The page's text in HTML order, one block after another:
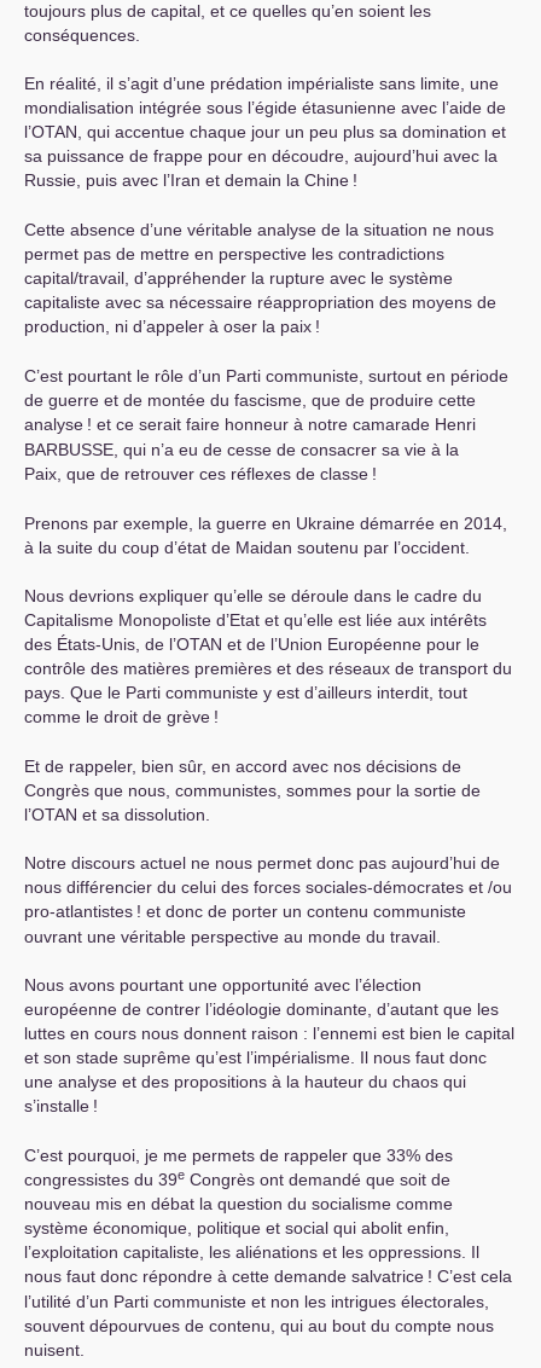
toujours plus de capital, et ce quelles qu’en soient les
conséquences.
En réalité, il s’agit d’une prédation impérialiste sans limite, une
mondialisation intégrée sous l’égide étasunienne avec l’aide de
l’OTAN , qui accentue chaque jour un peu plus sa domination et
sa puissance de frappe pour en découdre, aujourd’hui avec la
Russie, puis avec l’Iran et demain la Chine !
Cette absence d’une véritable analyse de la situation ne nous
permet pas de mettre en perspective les contradictions
capital/travail, d’appréhender la rupture avec le système
capitaliste avec sa nécessaire réappropriation des moyens de
production, ni d’appeler à oser la paix !
C’est pourtant le rôle d’un Parti communiste, surtout en période
de guerre et de montée du fascisme, que de produire cette
analyse ! et ce serait faire honneur à notre camarade Henri
BARBUSSE , qui n’a eu de cesse de consacrer sa vie à la
Paix, que de retrouver ces réflexes de classe !
Prenons par exemple, la guerre en Ukraine démarrée en 2014,
à la suite du coup d’état de Maidan soutenu par l’occident.
Nous devrions expliquer qu’elle se déroule dans le cadre du
Capitalisme Monopoliste d’Etat et qu’elle est liée aux intérêts
des États-Unis, de l’OTAN et de l’Union Européenne pour le
contrôle des matières premières et des réseaux de transport du
pays. Que le Parti communiste y est d’ailleurs interdit, tout
comme le droit de grève !
Et de rappeler, bien sûr, en accord avec nos décisions de
Congrès que nous, communistes, sommes pour la sortie de
l’OTAN et sa dissolution.
Notre discours actuel ne nous permet donc pas aujourd’hui de
nous différencier du celui des forces sociales-démocrates et /ou
pro-atlantistes ! et donc de porter un contenu communiste
ouvrant une véritable perspective au monde du travail.
Nous avons pourtant une opportunité avec l’élection
européenne de contrer l’idéologie dominante, d’autant que les
luttes en cours nous donnent raison : l’ennemi est bien le capital
et son stade suprême qu’est l’impérialisme. Il nous faut donc
une analyse et des propositions à la hauteur du chaos qui
s’installe !
C’est pourquoi, je me permets de rappeler que 33% des
congressistes du 39e Congrès ont demandé que soit de
nouveau mis en débat la question du socialisme comme
système économique, politique et social qui abolit enfin,
l’exploitation capitaliste, les aliénations et les oppressions. Il
nous faut donc répondre à cette demande salvatrice ! C’est cela
l’utilité d’un Parti communiste et non les intrigues électorales,
souvent dépourvues de contenu, qui au bout du compte nous
nuisent.